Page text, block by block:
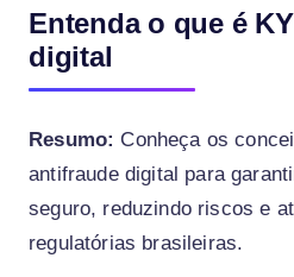
Entenda o que é
digital
Resumo: Conheça os
antifraude digital para
seguro, reduzindo riscos e
regulatórias brasileiras.